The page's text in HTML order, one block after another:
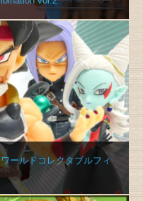
ールドコレクタブルフィ